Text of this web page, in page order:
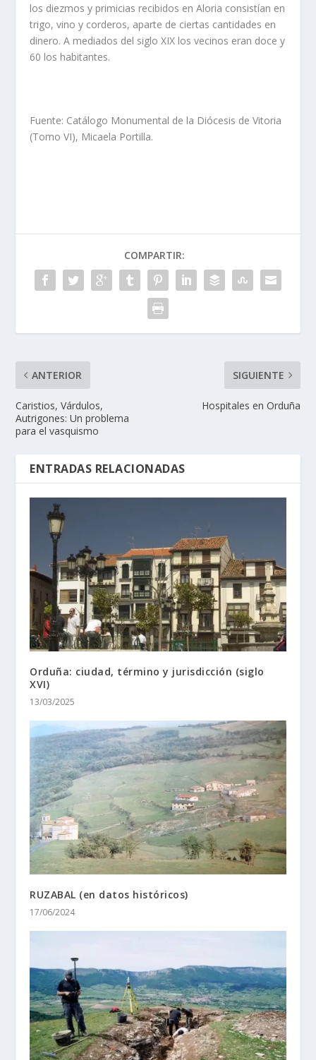
los diezmos y primicias recibidos en Aloria consistían en
trigo, vino y corderos, aparte de ciertas cantidades en
dinero. A mediados del siglo XIX los vecinos eran doce y
60 los habitantes.
Fuente: Catálogo Monumental de la Diócesis de Vitoria
(Tomo VI), Micaela Portilla.
COMPARTIR:
ANTERIOR
Caristios, Várdulos,
Autrigones: Un problema
para el vasquismo
SIGUIENTE
Hospitales en Orduña
ENTRADAS RELACIONADAS
Orduña: ciudad, término y jurisdicción (siglo
XVI)
13/03/2025
RUZABAL (en datos históricos)
17/06/2024